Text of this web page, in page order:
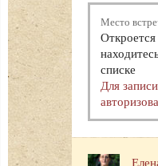
Место
списке
Для